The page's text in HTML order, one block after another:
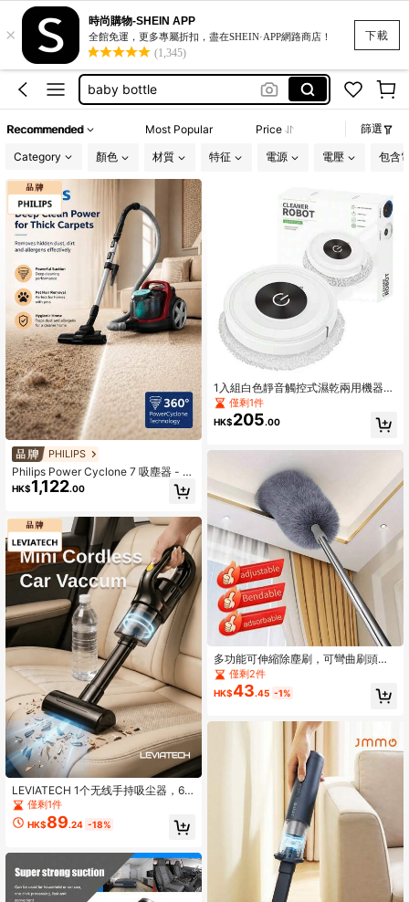
下載
×
時尚購物-SHEIN APP
全館免運，更多專屬折扣，盡在SHEIN·APP網路商店！
(1,345)
そうじきコードレス吸引強
吸塵器
baby bottle
vacuum cleaner home
Recommended Most Popular Price 篩選
Category 顏色 材質 特征 電源 電壓 包含
PHILIPS
Philips Power Cyclone 7 吸塵器 - 高
功率強吸力，輕鬆清除地毯上的沙
子、寵物毛髮和污垢；適用於多種場
HK$1,122.00
LEVIATECH 1个无线手持吸尘器，6k
Pa强劲吸力，无线车载吸尘器，可充
电大功率吸尘器，适用于汽车/办公室/
家庭，情人节理想礼物
僅剩1件
HK$89.24 -18%
1入組白色靜音觸控式濕乾兩用機器人
吸塵器,適用於家庭使用
僅剩1件
HK$205.00
多功能可伸縮除塵刷，可彎曲刷頭，
可重複使用且可水洗，適用於清潔高
天花板、家具和汽車
僅剩2件
HK$43.45 -1%